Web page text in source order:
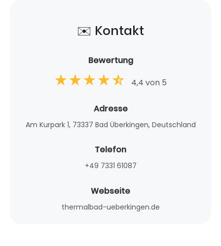
✉️ Kontakt
Bewertung
4,4 von 5
Adresse
Am Kurpark 1, 73337 Bad Überkingen, Deutschland
Telefon
+49 7331 61087
Webseite
thermalbad-ueberkingen.de